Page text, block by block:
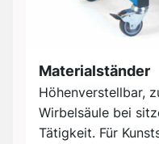
Materialständer
Höhenverstellbar,
Wirbelsäule bei
Tätigkeit. Für